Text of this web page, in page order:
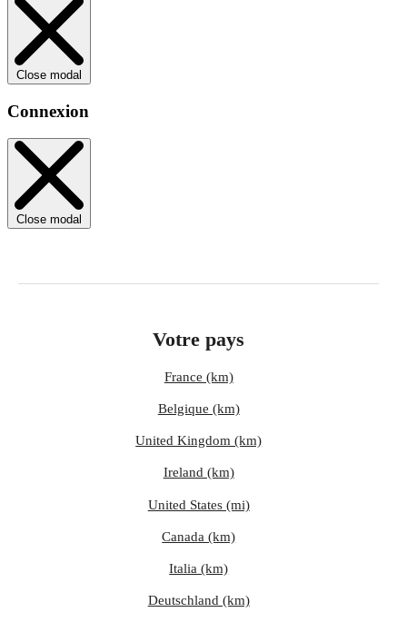
Close modal
Connexion
Close modal
Votre pays
France (km)
Belgique (km)
United Kingdom (km)
Ireland (km)
United States (mi)
Canada (km)
Italia (km)
Deutschland (km)